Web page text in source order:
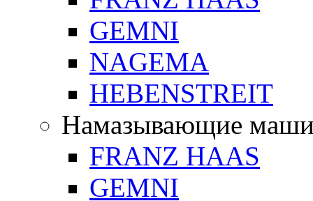
GEMNI
NAGEMA
HEBENSTREIT
Намазывающие
FRANZ HAAS
GEMNI